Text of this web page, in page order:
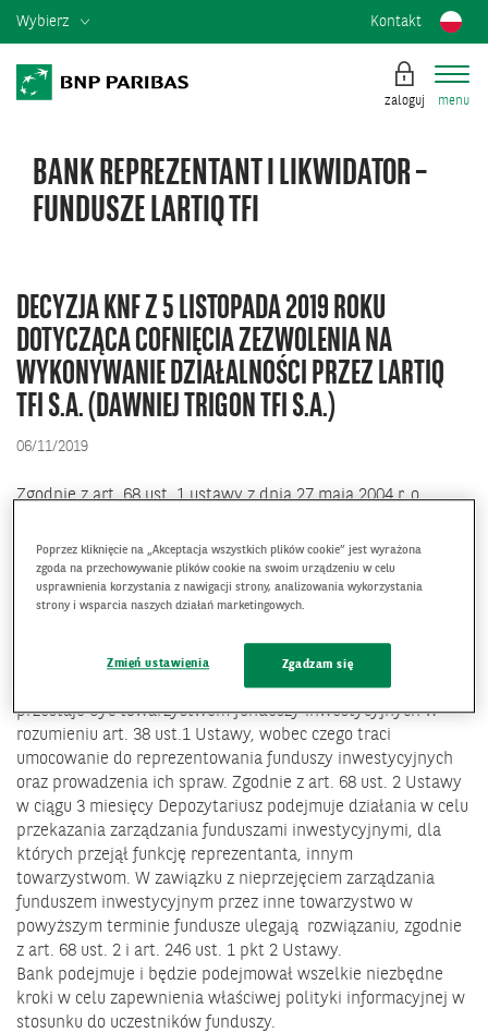
Wybierz Kontakt
zaloguj menu
BANK REPREZENTANT I LIKWIDATOR –
FUNDUSZE LARTIQ TFI
DECYZJA KNF Z 5 LISTOPADA 2019 ROKU
DOTYCZĄCA COFNIĘCIA ZEZWOLENIA NA
WYKONYWANIE DZIAŁALNOŚCI PRZEZ LARTIQ
TFI S.A. (DAWNIEJ TRIGON TFI S.A.)
06/11/2019
Zgodnie z art. 68 ust. 1 ustawy z dnia 27 maja 2004 r. o
funduszami inwestycyjnymi (Dz. U. z 2016 r. poz. 1896 z późn.
zm. dalej: „Ustawa”) od dnia wydania decyzji o cofnięciu
zezwolenia na wykonywanie działalności przez towarzystwo
funduszy inwestycyjnych, fundusze inwestycyjne
reprezentowane są przez depozytariusza. Towarzystwo
inwestycyjnych, któremu zostało cofnięte zezwolenie
przestaje być towarzystwem funduszy inwestycyjnych w
rozumieniu art. 38 ust.1 Ustawy, wobec czego traci
umocowanie do reprezentowania funduszy inwestycyjnych
oraz prowadzenia ich spraw. Zgodnie z art. 68 ust. 2 Ustawy
w ciągu 3 miesięcy Depozytariusz podejmuje działania w celu
przekazania zarządzania funduszami inwestycyjnymi, dla
których przejął funkcję reprezentanta, innym
towarzystwom. W zawiązku z nieprzejęciem zarządzania
funduszem inwestycyjnym przez inne towarzystwo w
powyższym terminie fundusze ulegają rozwiązaniu, zgodnie
z art. 68 ust. 2 i art. 246 ust. 1 pkt 2 Ustawy.
Bank podejmuje i będzie podejmował wszelkie niezbędne
kroki w celu zapewnienia właściwej polityki informacyjnej w
stosunku do uczestników funduszy.
Poprzez kliknięcie na „Akceptacja wszystkich plików cookie” jest wyrażona
zgoda na przechowywanie plików cookie na swoim urządzeniu w celu
usprawnienia korzystania z nawigacji strony, analizowania wykorzystania
strony i wsparcia naszych działań marketingowych.
Zmień ustawienia Zgadzam się